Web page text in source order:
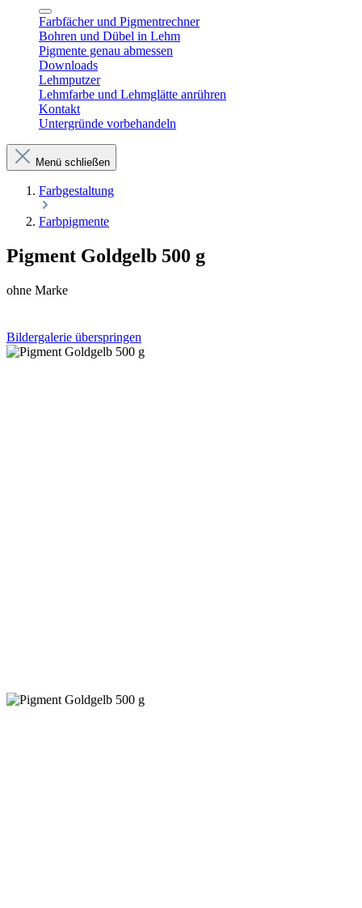
Farbfächer und Pigmentrechner
Bohren und Dübel in Lehm​
Pigmente genau abmessen
Downloads
Lehmputzer
Lehmfarbe und Lehmglätte anrühren
Kontakt
Untergründe vorbehandeln
Menü schließen
Farbgestaltung
Farbpigmente
Pigment Goldgelb 500 g
ohne Marke
Bildergalerie überspringen